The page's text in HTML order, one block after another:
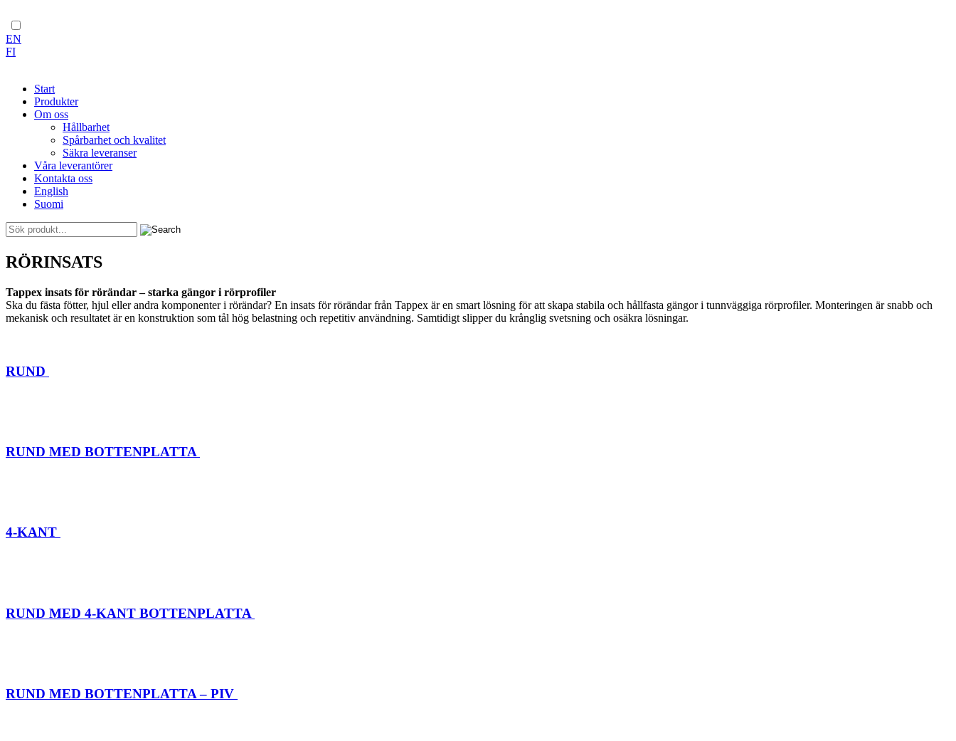
EN
FI
Start
Produkter
Om oss
Hållbarhet
Spårbarhet och kvalitet
Säkra leveranser
Våra leverantörer
Kontakta oss
English
Suomi
Skip
to
RÖRINSATS
Tappex insats för rörändar – starka gängor i rörprofiler
Ska du fästa fötter, hjul eller andra komponenter i rörändar? En insats för rörändar från Tappex är en smart lösning för att skapa stabila och hållfasta gängor i tunnväggiga rörprofiler. Monteringen är snabb och
mekanisk och resultatet är en konstruktion som tål hög belastning och repetitiv användning. Samtidigt slipper du krånglig svetsning och osäkra lösningar.
RUND
RUND MED BOTTENPLATTA
4-KANT
RUND MED 4-KANT BOTTENPLATTA
RUND MED BOTTENPLATTA – PIV